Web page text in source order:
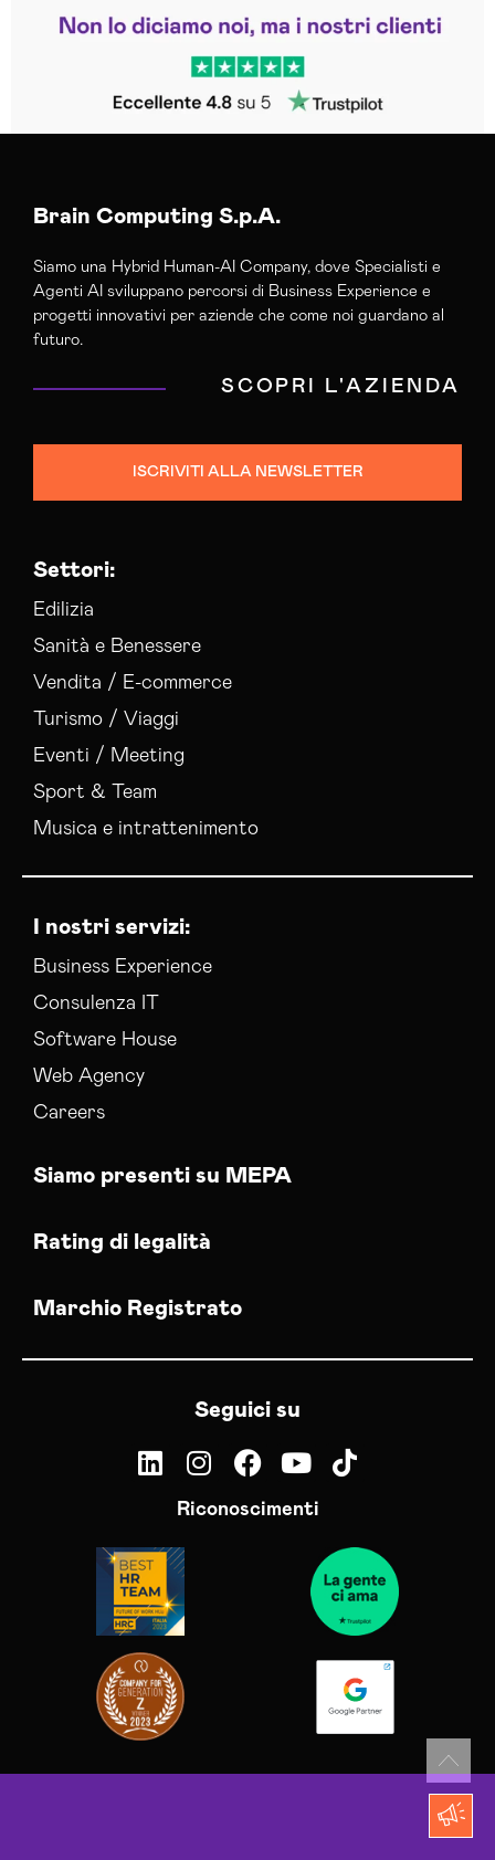
Trustpilot
Brain Computing S.p.A.
Siamo una Hybrid Human-AI Company, dove Specialisti e
Agenti AI sviluppano percorsi di Business Experience e
progetti innovativi per aziende che come noi guardano al
futuro.
SCOPRI L'AZIENDA
ISCRIVITI ALLA NEWSLETTER
Settori:
Edilizia
Sanità e Benessere
Vendita / E-commerce
Turismo / Viaggi
Eventi / Meeting
Sport & Team
Musica e intrattenimento
I nostri servizi:
Business Experience
Consulenza IT
Software House
Web Agency
Careers
Siamo presenti su MEPA
Rating di legalità
Marchio Registrato
Seguici su
Riconoscimenti